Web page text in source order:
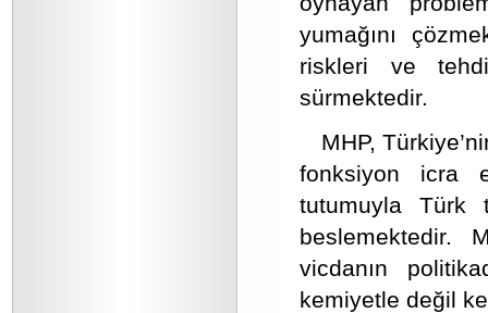
yumağını
riskleri ve
sürmektedir.
MHP,
fonksiyon icra
tutumuyla Türk
beslemektedir.
vicdanın
kemiyetle değil